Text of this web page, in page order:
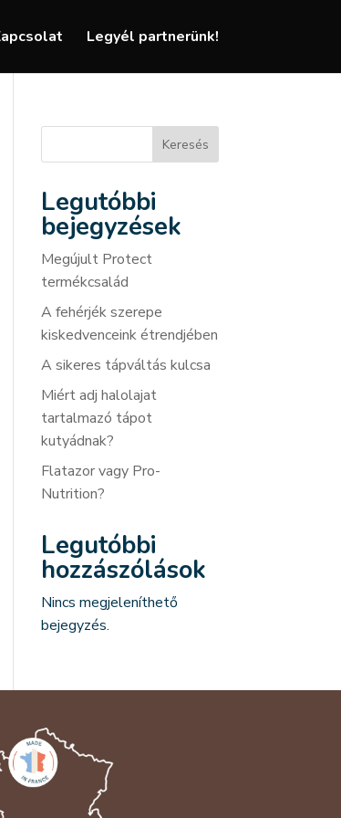
Legyél partnerünk!
Keresés
Legutóbbi
bejegyzések
Megújult Protect
termékcsalád
A fehérjék szerepe
kiskedvenceink étrendjében
A sikeres tápváltás kulcsa
Miért adj halolajat
tartalmazó tápot
kutyádnak?
Flatazor vagy Pro-
Nutrition?
Legutóbbi
hozzászólások
Nincs megjeleníthető
bejegyzés.